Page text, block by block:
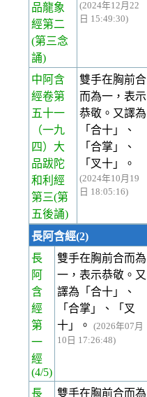
品龍象
經第二
(第三念
誦)
(2024年12月22
日 15:49:30)
中阿含
經卷第
五十一
（一九
四）大
品跋陀
和利經
第三(第
五後誦)
雙手在胸前合
而為一，表示
恭敬。又譯為
「合十」、
「合掌」、
「叉十」。
(2024年10月19
日 18:05:16)
長阿含經(2)
長
阿
含
經
第
一
經
(4/5)
雙手在胸前合而為
一，表示恭敬。又
譯為「合十」、
「合掌」、「叉
十」。
(2026年07月
10日 17:26:48)
長 雙手在胸前合而為